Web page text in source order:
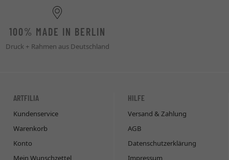
100% MADE IN BERLIN
Druck + Rahmen aus Deutschland
ARTFILIA
Kundenservice
Warenkorb
Konto
Mein Wunschzettel
HILFE
Versand & Zahlung
AGB
Datenschutzerklärung
Impressum